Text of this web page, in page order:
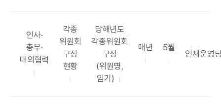
원
카
테
고
인사·
총무·
대외협력
공
표
목
록
각종
위원회
구성
현황
공
표
목
당해년도
각종위원회
구성
(위원명,
임기)
공
매년
공
표
5월
부
인재운영